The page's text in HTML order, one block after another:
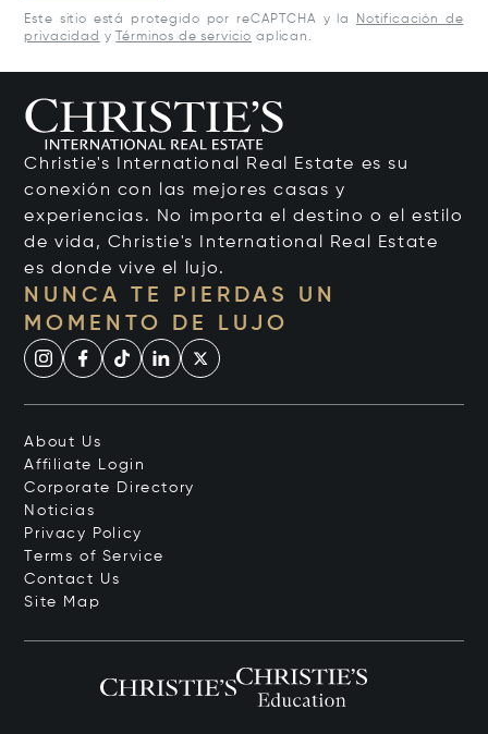
Este sitio está protegido por reCAPTCHA y la
Notificación de
privacidad y Términos de servicio aplican.
Christie's International Real Estate es su
conexión con las mejores casas y
experiencias. No importa el destino o el estilo
de vida, Christie's International Real Estate
es donde vive el lujo.
NUNCA TE PIERDAS UN
MOMENTO DE LUJO
About Us
Affiliate Login
Corporate Directory
Noticias
Privacy Policy
Terms of Service
Contact Us
Site Map